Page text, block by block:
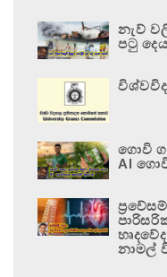
නැව්
පටු
ගොවි
AI
නාමල්